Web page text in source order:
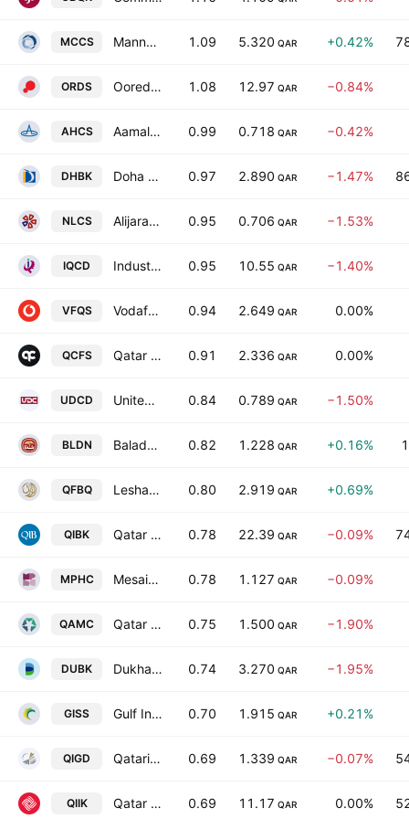
MCCS Mannai Corporation Q.P.S.C. 1.09 5.320 QAR +0.42%
ORDS Ooredoo Q.P.S.C 1.08 12.97 QAR −0.84%
AHCS Aamal Company Q.S.C. 0.99 0.718 QAR −0.42%
DHBK Doha Bank 0.97 2.890 QAR −1.47%
NLCS Alijarah Holding 0.95 0.706 QAR −1.53%
IQCD Industries of Qatar Co. 0.95 10.55 QAR −1.40%
VFQS Vodafone Qatar QSC 0.94 2.649 QAR 0.00%
QCFS Qatar Cinema & Film Distribution Co. 0.91 2.336 QAR 0.00%
UDCD United Development Co. 0.84 0.789 QAR −1.50%
BLDN Baladna Q.P.S.C 0.82 1.228 QAR +0.16%
QFBQ Lesha Bank L.L.C 0.80 2.919 QAR +0.69%
QIBK Qatar Islamic Bank 0.78 22.39 QAR −0.09%
MPHC Mesaieed Petrochemical Holding Company Q.S.C. 0.78 1.127 QAR −0.09%
QAMC Qatar Aluminium Manufacturing Company 0.75 1.500 QAR −1.90%
DUBK Dukhan Bank Q.P.S.C. 0.74 3.270 QAR −1.95%
GISS Gulf International Services QSC 0.70 1.915 QAR +0.21%
QIGD Qatari Investors Group 0.69 1.339 QAR −0.07%
QIIK Qatar International Islamic Bank 0.69 11.17 QAR 0.00%